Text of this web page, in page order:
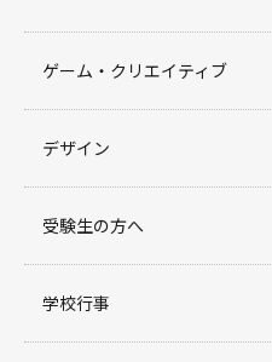
ゲーム・クリエイティブ
デザイン
受験生の方へ
学校行事